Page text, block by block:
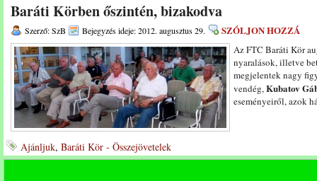
Baráti Körben őszintén, bizakodva
Szerző: SzB Bejegyzés ideje: 2012. augusztus 29. SZÓLJON HOZZÁ
Az FTC Baráti Kör
nyaralások, illetve
megjelentek nagy
vendég,Kubatov
eseményeiről, azok
Ajánljuk, Baráti Kör - Összejövetelek